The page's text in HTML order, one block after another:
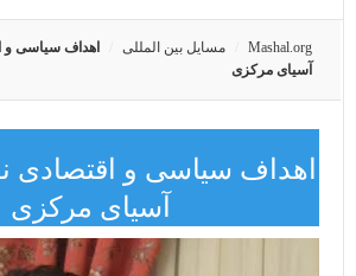
Mashal.org مسایل بین المللی
اهداف سیاسی و
آسیای مرکزی
اهداف سیاسی و اقتصادی
آسیای مرکزی